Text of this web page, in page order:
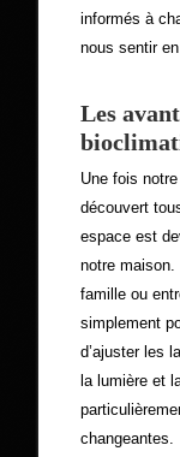
informés à
nous sentir
Les
Une fois
découvert
espace est
notre
famille ou
simplement
d’ajuster les
la lumière et
changeantes.